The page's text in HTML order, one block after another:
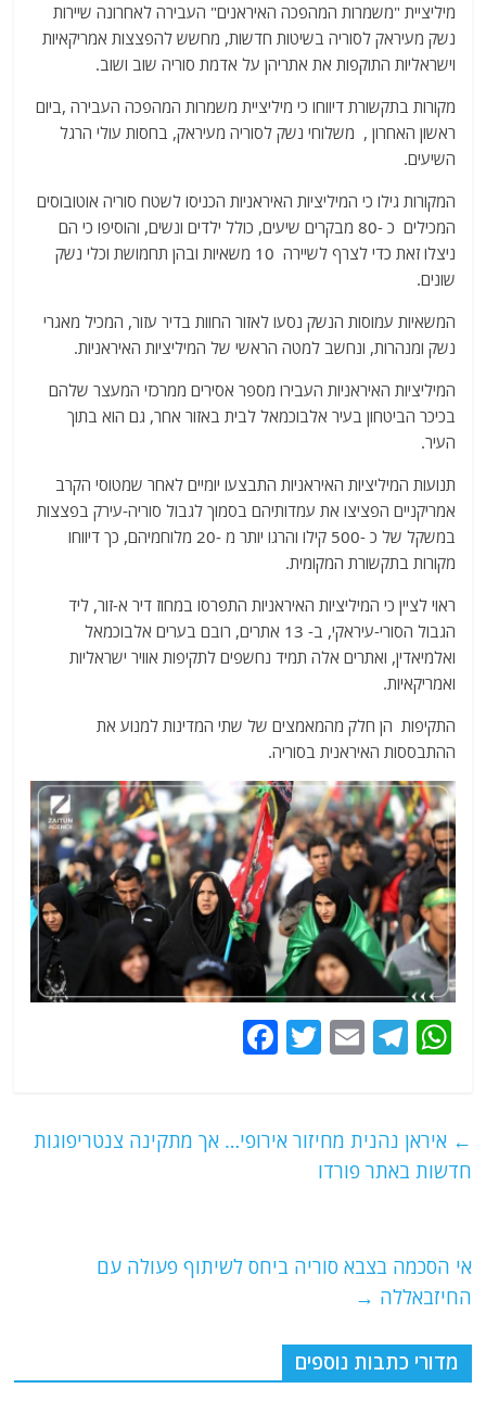
at
s
A
p
p
e
g
ra
m
ai
l
itt
er
c
e
b
o
k
מיליציית "משמרות המהפכה האיראנים" העבירה לאחרונה שיירות
נשק מעיראק לסוריה בשיטות חדשות, מחשש להפצצות אמריקאיות
וישראליות התוקפות את אתריהן על אדמת סוריה שוב ושוב.
מקורות בתקשורת דיווחו כי מיליציית משמרות המהפכה העבירה ,ביום
ראשון האחרון , משלוחי נשק לסוריה מעיראק, בחסות עולי הרגל
השיעים.
המקורות גילו כי המיליציות האיראניות הכניסו לשטח סוריה אוטובוסים
המכילים כ -80 מבקרים שיעים, כולל ילדים ונשים, והוסיפו כי הם
ניצלו זאת כדי לצרף לשיירה 10 משאיות ובהן תחמושת וכלי נשק
שונים.
המשאיות עמוסות הנשק נסעו לאזור החוות בדיר עזור, המכיל מאגרי
נשק ומנהרות, ונחשב למטה הראשי של המיליציות האיראניות.
המיליציות האיראניות העבירו מספר אסירים ממרכזי המעצר שלהם
בכיכר הביטחון בעיר אלבוכמאל לבית באזור אחר, גם הוא בתוך
העיר.
תנועות המיליציות האיראניות התבצעו יומיים לאחר שמטוסי הקרב
אמריקניים הפציצו את עמדותיהם בסמוך לגבול סוריה-עירק בפצצות
במשקל של כ -500 קילו והרגו יותר מ -20 מלוחמיהם, כך דיווחו
מקורות בתקשורת המקומית.
ראוי לציין כי המיליציות האיראניות התפרסו במחוז דיר א-זור, ליד
הגבול הסורי-עיראקי, ב- 13 אתרים, רובם בערים אלבוכמאל
ואלמיאדין, ואתרים אלה תמיד נחשפים לתקיפות אוויר ישראליות
ואמריקאיות.
התקיפות הן חלק מהמאמצים של שתי המדינות למנוע את
ההתבססות האיראנית בסוריה.
W
s
A
T
g
ra
E
l
T
er
e
k
← איראן נהנית מחיזור אירופי… אך מתקינה צנטריפוגות
חדשות באתר פורדו
אי הסכמה בצבא סוריה ביחס לשיתוף פעולה עם
החיזבאללה →
מדורי כתבות נוספים